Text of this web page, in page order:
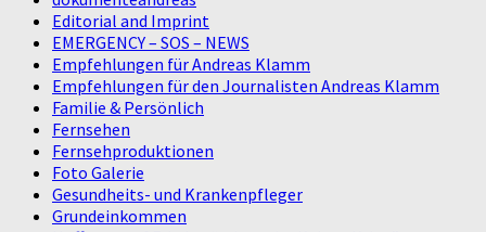
Editorial and Imprint
EMERGENCY – SOS – NEWS
Empfehlungen für Andreas Klamm
Empfehlungen für den Journalisten Andreas Klamm
Familie & Persönlich
Fernsehen
Fernsehproduktionen
Foto Galerie
Gesundheits- und Krankenpfleger
Grundeinkommen